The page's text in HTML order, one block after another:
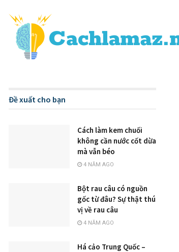
Đề xuất cho bạn
Cách làm kem chuối
không cần nước cốt dừa
mà vẫn béo
4 NĂM AGO
Bột rau câu có nguồn
gốc từ đâu? Sự thật thú
vị về rau câu
4 NĂM AGO
Há cảo Trung Quốc –